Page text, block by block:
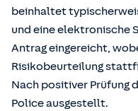
beinhaltet
und eine elektronische
Antrag eingereicht,
Risikobeurteilung
Nach positiver Prüfung
Police ausgestellt.